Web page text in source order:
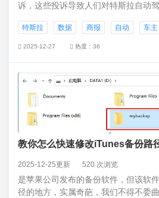
诉，这些投诉导致人们对特斯拉自动
亚洲特斯拉车主报告的投诉，时间跨
月。
特斯拉 数据 商报 自动 车主
2025-12-27 热度：36
教你怎么快速修改iTunes备份路
2025-12-25更新 520 次浏览
是苹果公司发布的备份软件，但该软
径的地方，实属奇葩，我们不得不委